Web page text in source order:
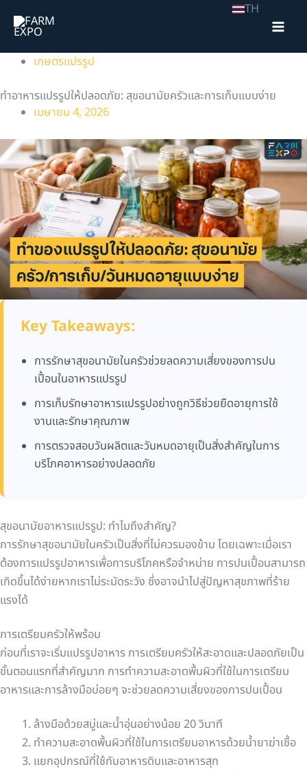
เกษตรแปรรูป
ทำอาหารแปรรูปให้ปลอดภัย: สุขอนามัยครัวและการเก็บแบบง่าย
เมษายน 4, 2026
Key Takeaways:
การรักษาสุขอนามัยในครัวช่วยลดความเสี่ยงของการปน
เปื้อนในอาหารแปรรูป
การเก็บรักษาอาหารแปรรูปอย่างถูกวิธีช่วยยืดอายุการใช้
งานและรักษาคุณภาพ
การตรวจสอบวันผลิตและวันหมดอายุเป็นสิ่งสำคัญในการ
บริโภคอาหารอย่างปลอดภัย
สุขอนามัยอาหารแปรรูป: ทำไมถึงสำคัญ?
การรักษาสุขอนามัยในครัวเป็นสิ่งที่ไม่ควรมองข้าม โดยเฉพาะเมื่อเรา
ต้องการแปรรูปอาหารเพื่อการบริโภคหรือจำหน่าย การปนเปื้อนสามารถ
เกิดขึ้นได้ง่ายหากเราไม่ระมัดระวัง ซึ่งอาจนำไปสู่ปัญหาสุขภาพที่ร้าย
แรงได้
การเตรียมครัวให้พร้อม
ก่อนที่เราจะเริ่มแปรรูปอาหาร การเตรียมครัวให้สะอาดและปลอดภัยเป็น
ขั้นตอนแรกที่สำคัญมาก การทำความสะอาดพื้นผิวที่ใช้ในการเตรียม
อาหารและการล้างมือบ่อยๆ จะช่วยลดความเสี่ยงของการปนเปื้อน
ล้างมือด้วยสบู่และน้ำอุ่นอย่างน้อย 20 วินาที
ทำความสะอาดพื้นผิวที่ใช้ในการเตรียมอาหารด้วยน้ำยาฆ่าเชื้อ
แยกอุปกรณ์ที่ใช้กับอาหารดิบและอาหารสุก
TH